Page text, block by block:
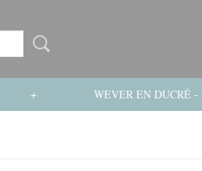
WEVER EN DUCRÉ
+